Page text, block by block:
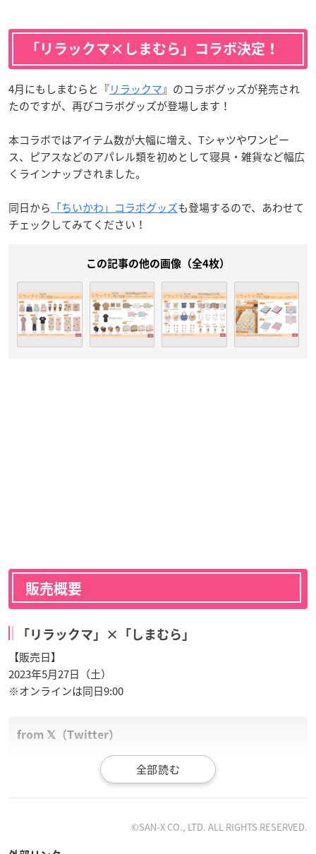
「リラックマ×しまむら」コラボ決定！
4月にもしまむらと『リラックマ』のコラボグッズが発売され
たのですが、再びコラボグッズが登場します！
本コラボではアイテム数が大幅に増え、Tシャツやワンピー
ス、ピアスなどのアパレル類を初めとして寝具・雑貨など幅広
くラインナップされました。
同日から 「ちいかわ」コラボグッズも登場するので、あわせて
チェックしてみてください！
この記事の他の画像（全4枚）
販売概要
「リラックマ」×「しまむら」
【販売日】
2023年5月27日（土）
※オンラインは同日9:00
』のアパレル・雑貨・寝具のアイテムが登
©SAN-X CO., LTD. ALL RIGHTS RESERVED.